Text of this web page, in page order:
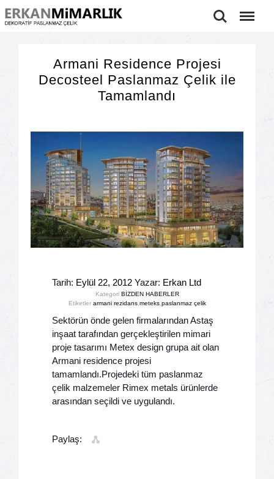
Ara Menu
Armani Residence Projesi
Decosteel Paslanmaz Çelik ile
Tamamlandı
Tarih: Eylül 22, 2012 Yazar: Erkan Ltd
Kategori BİZDEN HABERLER
Etiketler armani rezidans,meteks,paslanmaz çelik
Sektörün önde gelen firmalarından Astaş
inşaat tarafından gerçekleştirilen mimari
proje tasarımı Metex design grupa ait olan
Armani residence projesi
tamamlandı.Projedeki tüm paslanmaz
çelik malzemeler Rimex metals ürünlerde
arasından seçildi ve uygulandı.
Paylaş: